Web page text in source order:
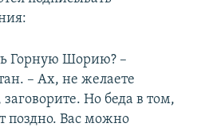
Горную Шорию? –
– Ах, не желаете
Но беда в том,
поздно. Вас можно